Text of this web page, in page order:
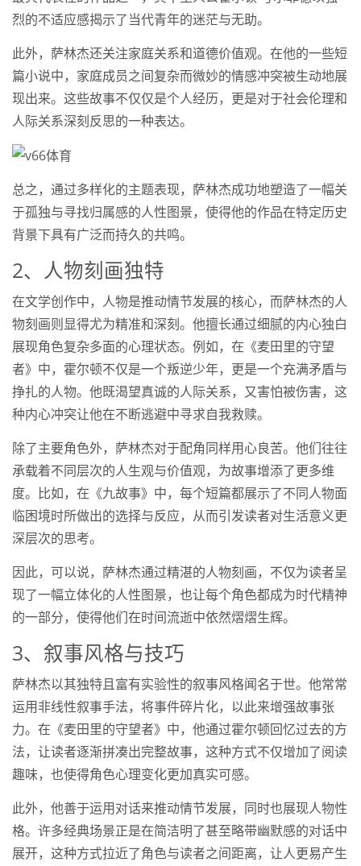
烈的不适应感揭示了当代青年的迷茫与无助。
此外，萨林杰还关注家庭关系和道德价值观。在他的一些短
篇小说中，家庭成员之间复杂而微妙的情感冲突被生动地展
现出来。这些故事不仅仅是个人经历，更是对于社会伦理和
人际关系深刻反思的一种表达。
总之，通过多样化的主题表现，萨林杰成功地塑造了一幅关
于孤独与寻找归属感的人性图景，使得他的作品在特定历史
背景下具有广泛而持久的共鸣。
2、人物刻画独特
在文学创作中，人物是推动情节发展的核心，而萨林杰的人
物刻画则显得尤为精准和深刻。他擅长通过细腻的内心独白
展现角色复杂多面的心理状态。例如，在《麦田里的守望
者》中，霍尔顿不仅是一个叛逆少年，更是一个充满矛盾与
挣扎的人物。他既渴望真诚的人际关系，又害怕被伤害，这
种内心冲突让他在不断逃避中寻求自我救赎。
除了主要角色外，萨林杰对于配角同样用心良苦。他们往往
承载着不同层次的人生观与价值观，为故事增添了更多维
度。比如，在《九故事》中，每个短篇都展示了不同人物面
临困境时所做出的选择与反应，从而引发读者对生活意义更
深层次的思考。
因此，可以说，萨林杰通过精湛的人物刻画，不仅为读者呈
现了一幅立体化的人性图景，也让每个角色都成为时代精神
的一部分，使得他们在时间流逝中依然熠熠生辉。
3、叙事风格与技巧
萨林杰以其独特且富有实验性的叙事风格闻名于世。他常常
运用非线性叙事手法，将事件碎片化，以此来增强故事张
力。在《麦田里的守望者》中，他通过霍尔顿回忆过去的方
法，让读者逐渐拼凑出完整故事，这种方式不仅增加了阅读
趣味，也使得角色心理变化更加真实可感。
此外，他善于运用对话来推动情节发展，同时也展现人物性
格。许多经典场景正是在简洁明了甚至略带幽默感的对话中
展开，这种方式拉近了角色与读者之间距离，让人更易产生